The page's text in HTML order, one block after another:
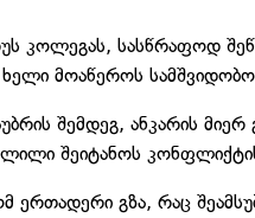
კოლეგას, სასწრაფოდ
მოაწეროს სამშვიდობო
შემდეგ, ანკარის
შეიტანოს
ერთადერი გზა, რაც